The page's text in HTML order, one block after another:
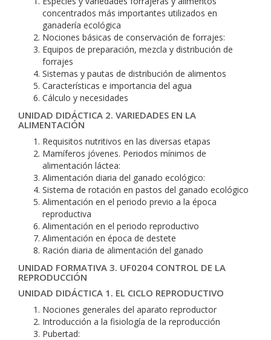
concentrados más importantes utilizados en
ganadería ecológica
Nociones básicas de conservación de forrajes:
Equipos de preparación, mezcla y distribución de
forrajes
Sistemas y pautas de distribución de alimentos
Características e importancia del agua
Cálculo y necesidades
UNIDAD DIDÁCTICA 2. VARIEDADES EN LA
ALIMENTACIÓN
Requisitos nutritivos en las diversas etapas
Mamíferos jóvenes. Periodos mínimos de
alimentación láctea:
Alimentación diaria del ganado ecológico:
Sistema de rotación en pastos del ganado ecológico
Alimentación en el periodo previo a la época
reproductiva
Alimentación en el periodo reproductivo
Alimentación en época de destete
Ración diaria de alimentación del ganado
UNIDAD FORMATIVA 3. UF0204 CONTROL DE LA
REPRODUCCIÓN
UNIDAD DIDÁCTICA 1. EL CICLO REPRODUCTIVO
Nociones generales del aparato reproductor
Introducción a la fisiología de la reproducción
Pubertad: